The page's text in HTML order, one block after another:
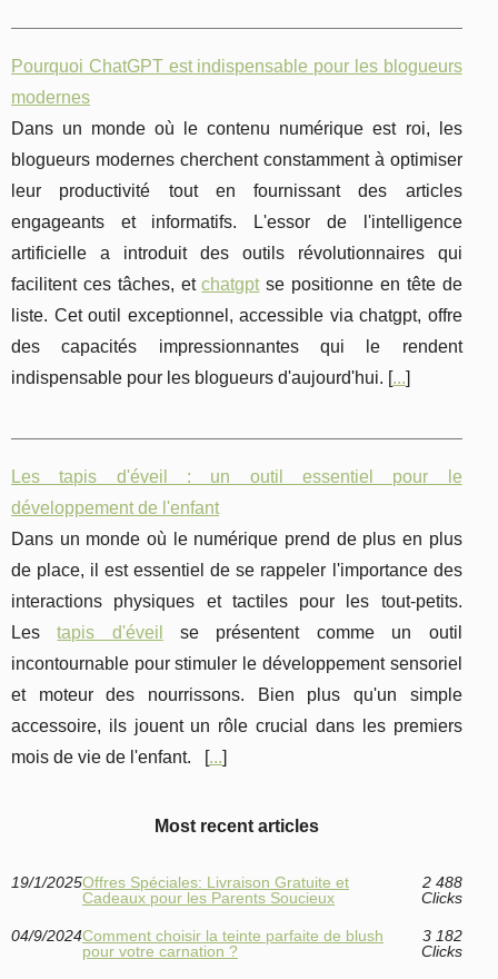
Pourquoi ChatGPT est indispensable pour les blogueurs
modernes
Dans un monde où le contenu numérique est roi, les
blogueurs modernes cherchent constamment à optimiser
leur productivité tout en fournissant des articles
engageants et informatifs. L'essor de l'intelligence
artificielle a introduit des outils révolutionnaires qui
facilitent ces tâches, etchatgptse positionne en tête de
liste. Cet outil exceptionnel, accessible via chatgpt, offre
des capacités impressionnantes qui le rendent
indispensable pour les blogueurs d'aujourd'hui. [...]
Les tapis d'éveil : un outil essentiel pour le
développement de l'enfant
Dans un monde où le numérique prend de plus en plus
de place, il est essentiel de se rappeler l'importance des
interactions physiques et tactiles pour les tout-petits.
Lestapis d'éveil
se présentent comme un outil
incontournable pour stimuler le développement sensoriel
et moteur des nourrissons. Bien plus qu'un simple
accessoire, ils jouent un rôle crucial dans les premiers
mois de vie de l'enfant. [...]
Most recent articles
19/1/2025Offres Spéciales: Livraison Gratuite et
Cadeaux pour les Parents Soucieux
2 488
Clicks
04/9/2024Comment choisir la teinte parfaite de blush
pour votre carnation ?
3 182
Clicks